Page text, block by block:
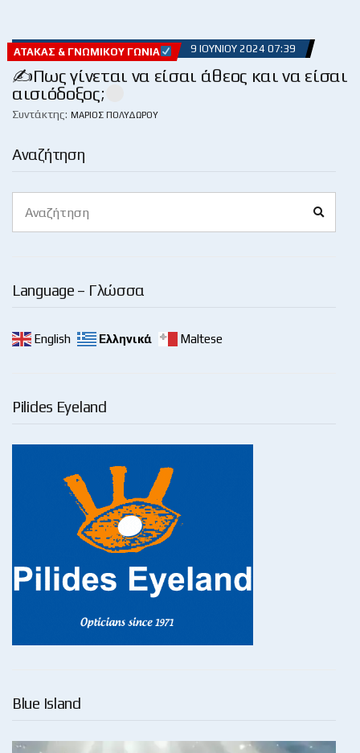
Αναζήτηση
for:
Language – Γλώσσα
English Ελληνικά Maltese
Pilides Eyeland
Blue Island
ΑΤΆΚΑΣ & ΓΝΩΜΙΚΟΎ ΓΩΝΊΑ 9 ΙΟΥΝΊΟΥ 2024 07:39
✍Πως γίνεται να είσαι άθεος και να είσαι
αισιόδοξος;
Συντάκτης: ΜΆΡΙΟΣ ΠΟΛΥΔΏΡΟΥ